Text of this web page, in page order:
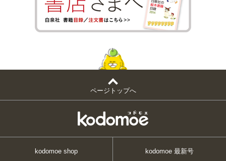
ページトップへ
kodomoe shop kodomoe 最新号